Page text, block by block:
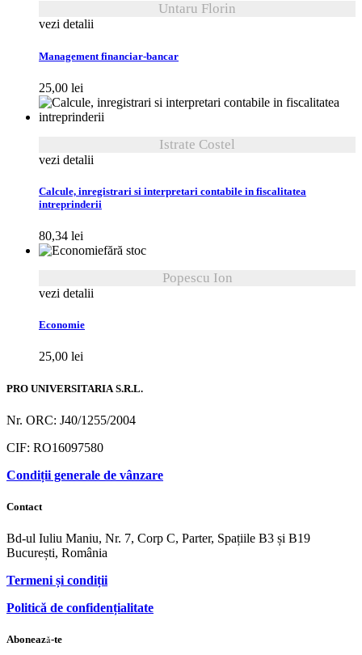
Untaru Florin
vezi detalii
Management financiar-bancar
25,00 lei
Istrate Costel
vezi detalii
Calcule, inregistrari si interpretari contabile in fiscalitatea
intreprinderii
80,34 lei
fără stoc
Popescu Ion
vezi detalii
Economie
25,00 lei
PRO UNIVERSITARIA S.R.L.
Nr. ORC: J40/1255/2004
CIF: RO16097580
Condiții generale de vânzare
Contact
Bd-ul Iuliu Maniu, Nr. 7, Corp C, Parter, Spațiile B3 și B19
București, România
Termeni și condiții
Politică de confidențialitate
Abonează-te